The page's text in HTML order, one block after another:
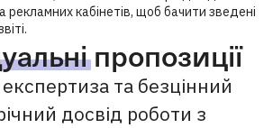
кабінетів, щоб бачити зведені
пропозиції
та безцінний
досвід роботи з